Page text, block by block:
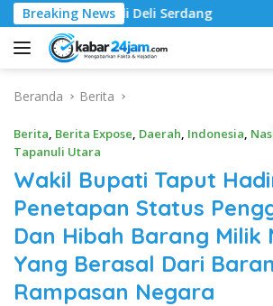
Langsung
ke
konten
Breaking News
Deli Serdang Dosen Universitas
Beranda Berita
Berita, Berita Expose, Daerah, Indonesia,
Tapanuli Utara
Wakil Bupati Taput
Penetapan Status
Dan Hibah Barang Milik
Yang Berasal Dari
Rampasan Negara